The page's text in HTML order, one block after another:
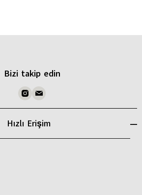
Bizi takip edin
Hızlı Erişim